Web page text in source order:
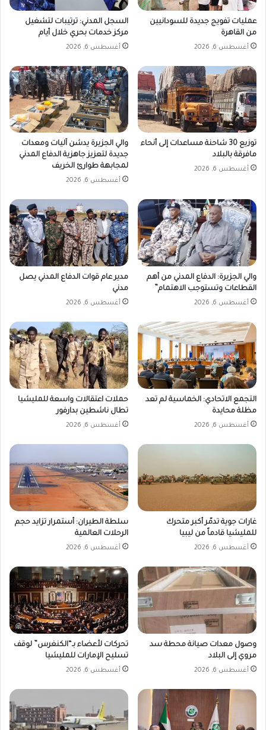
عمليات تفويج جديدة للسودانيين
من القاهرة
أغسطس 6, 2026
السجل المدني: ترتيبات لتشغيل
مركز خدمات بحري خلال أيام
أغسطس 6, 2026
توزيع 30 شاحنة مساعدات إلى أنحاء
مافرقة بالبلاد
أغسطس 6, 2026
والي الجزيرة يدشن آليات ومعدات
جديدة لتعزيز جاهزية الدفاع المدني
لمجابهة طوارئ الخريف
أغسطس 6, 2026
والي الجزيرة: الدفاع المدني من أهم
القطاعات وتستوجب الاهتمام”
أغسطس 6, 2026
مدير عام قوات الدفاع المدني يصل
مدني
أغسطس 6, 2026
التجمع الاتحادي: الخماسية لم تعد
مظلة محايدة
أغسطس 6, 2026
حملات اعتقالات واسعة للمليشيا
تطال ناشطين بدارفور
أغسطس 6, 2026
غارات جوية تدمّر أكبر متحرك
للمليشيا قادماً من ليبيا
أغسطس 6, 2026
سلطة الطيران: أستمرار تزايد حجم
الرحلات العالمية
أغسطس 6, 2026
وصول معدات صيانة محطة سد
مروي إلى البلاد
أغسطس 6, 2026
تحركات لأعضاء بـ“الكنغرس” لوقف
تسليح الإمارات للمليشيا
أغسطس 6, 2026